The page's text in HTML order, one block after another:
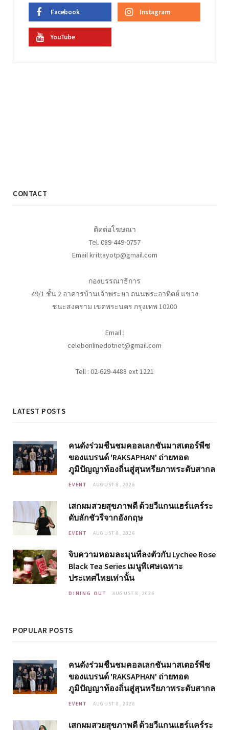
Facebook Instagram
YouTube
CONTACT
ติดต่อโฆษณา
Tel. 089-449-0757
Email krittayotp@gmail.com
กองบรรณาธิการ
49/1 ชั้น 2 อาคารบ้านเจ้าพระยา ถนนพระอาทิตย์ แขวง
ชนะสงคราม เขตพระนคร กรุงเทพ 10200
Email :
celebonlinedotnet@gmail.com
Tell : 02-629-4488 ext 1221
LATEST POSTS
คนดังร่วมชื่นชมคอลเลกชันมาสเตอร์พีซ
ของแบรนด์ 'RAKSAPHAN' ถ่ายทอด
ภูมิปัญญาท้องถิ่นสู่สุนทรียภาพระดับสากล
EVENT AUGUST 8, 2026
เสกผมสวยสุขภาพดี ด้วยวีแกนแฮร์แคร์ระ
ดับลักชัวรีจากอังกฤษ
EVENT AUGUST 8, 2026
จิบความหอมละมุนที่ลงตัวกับ Lychee Rose
Black Tea Series เมนูพิเศษเฉพาะ
ประเทศไทยเท่านั้น
DINING OUT AUGUST 8, 2026
POPULAR POSTS
คนดังร่วมชื่นชมคอลเลกชันมาสเตอร์พีซ
ของแบรนด์ 'RAKSAPHAN' ถ่ายทอด
ภูมิปัญญาท้องถิ่นสู่สุนทรียภาพระดับสากล
EVENT AUGUST 8, 2026
เสกผมสวยสุขภาพดี ด้วยวีแกนแฮร์แคร์ระ